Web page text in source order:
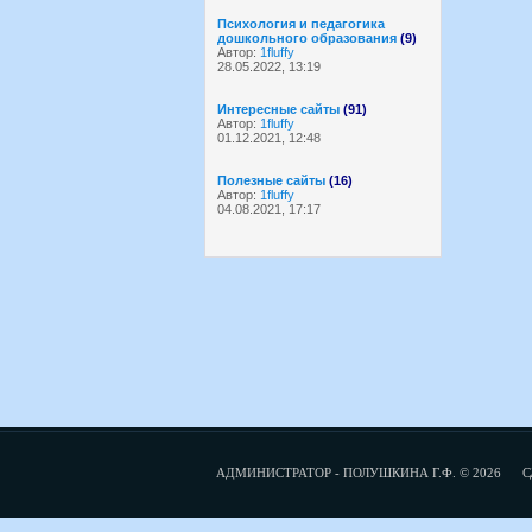
Психология и педагогика
дошкольного образования (9)
Автор: 1fluffy
28.05.2022, 13:19
Интересные сайты (91)
Автор: 1fluffy
01.12.2021, 12:48
Полезные сайты (16)
Автор: 1fluffy
04.08.2021, 17:17
АДМИНИСТРАТОР - ПОЛУШКИНА Г.Ф. © 2026